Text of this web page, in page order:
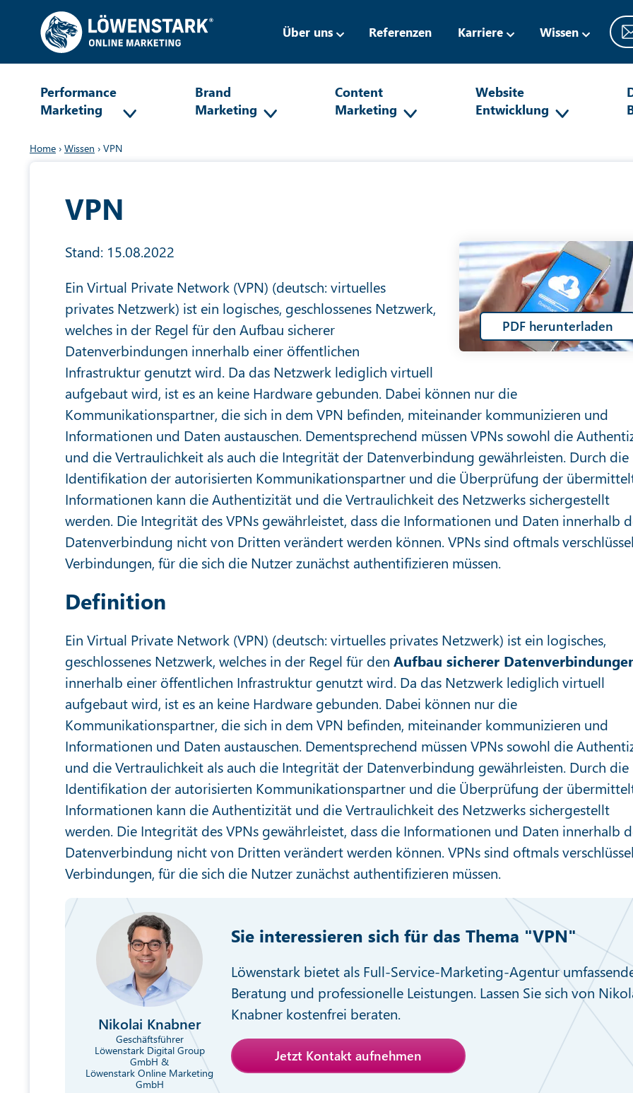
Über uns Referenzen Karriere Wissen
Performance
Marketing
Brand
Marketing
Content
Marketing
Website
Entwicklung
Home › Wissen › VPN
VPN
PDF herunterladen
Stand: 15.08.2022
Ein Virtual Private Network (VPN) (deutsch: virtuelles
privates Netzwerk) ist ein logisches, geschlossenes Netzwerk,
welches in der Regel für den Aufbau sicherer
Datenverbindungen innerhalb einer öffentlichen
Infrastruktur genutzt wird. Da das Netzwerk lediglich virtuell
aufgebaut wird, ist es an keine Hardware gebunden. Dabei können nur die
Kommunikationspartner, die sich in dem VPN befinden, miteinander kommunizieren und
Informationen und Daten austauschen. Dementsprechend müssen VPNs sowohl die
und die Vertraulichkeit als auch die Integrität der Datenverbindung gewährleisten. Durch die
Identifikation der autorisierten Kommunikationspartner und die Überprüfung der
Informationen kann die Authentizität und die Vertraulichkeit des Netzwerks sichergestellt
werden. Die Integrität des VPNs gewährleistet, dass die Informationen und Daten innerhalb
Datenverbindung nicht von Dritten verändert werden können. VPNs sind oftmals
Verbindungen, für die sich die Nutzer zunächst authentifizieren müssen.
Definition
Ein Virtual Private Network (VPN) (deutsch: virtuelles privates Netzwerk) ist ein logisches,
geschlossenes Netzwerk, welches in der Regel für den Aufbau sicherer
innerhalb einer öffentlichen Infrastruktur genutzt wird. Da das Netzwerk lediglich virtuell
aufgebaut wird, ist es an keine Hardware gebunden. Dabei können nur die
Kommunikationspartner, die sich in dem VPN befinden, miteinander kommunizieren und
Informationen und Daten austauschen. Dementsprechend müssen VPNs sowohl die
und die Vertraulichkeit als auch die Integrität der Datenverbindung gewährleisten. Durch die
Identifikation der autorisierten Kommunikationspartner und die Überprüfung der
Informationen kann die Authentizität und die Vertraulichkeit des Netzwerks sichergestellt
werden. Die Integrität des VPNs gewährleistet, dass die Informationen und Daten innerhalb
Datenverbindung nicht von Dritten verändert werden können. VPNs sind oftmals
Verbindungen, für die sich die Nutzer zunächst authentifizieren müssen.
Nikolai Knabner
Geschäftsführer
Löwenstark Digital Group
GmbH &
Löwenstark Online Marketing
GmbH
Sie interessieren sich für das Thema "VPN"
Löwenstark bietet als Full-Service-Marketing-Agentur
Beratung und professionelle Leistungen. Lassen Sie sich von
Knabner kostenfrei beraten.
Jetzt Kontakt aufnehmen